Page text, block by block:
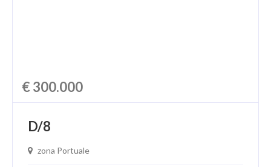
€ 300.000
D/8
zona Portuale